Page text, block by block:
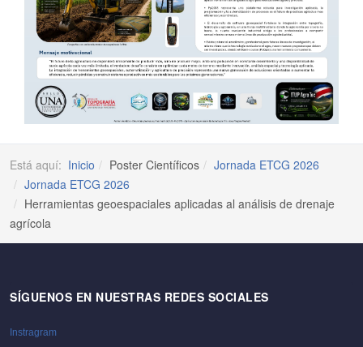
Está aquí: Inicio Poster Científicos
Jornada ETCG 2026
Jornada ETCG 2026
Herramientas geoespaciales aplicadas al análisis de drenaje
agrícola
SÍGUENOS EN NUESTRAS REDES SOCIALES
Instragram